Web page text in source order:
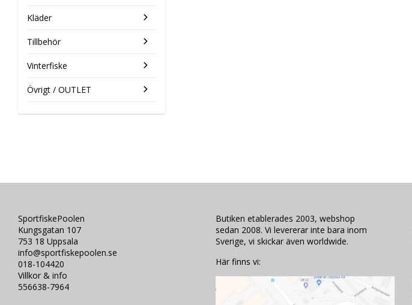
Kläder
Tillbehör
Vinterfiske
Övrigt / OUTLET
SportfiskePoolen
Kungsgatan 107
753 18 Uppsala
info@sportfiskepoolen.se
018-104420
Villkor & info
556638-7964
Butiken etablerades 2003, webshop
sedan 2008. Vi levererar inte bara inom
Sverige, vi skickar även worldwide.
Här finns vi: